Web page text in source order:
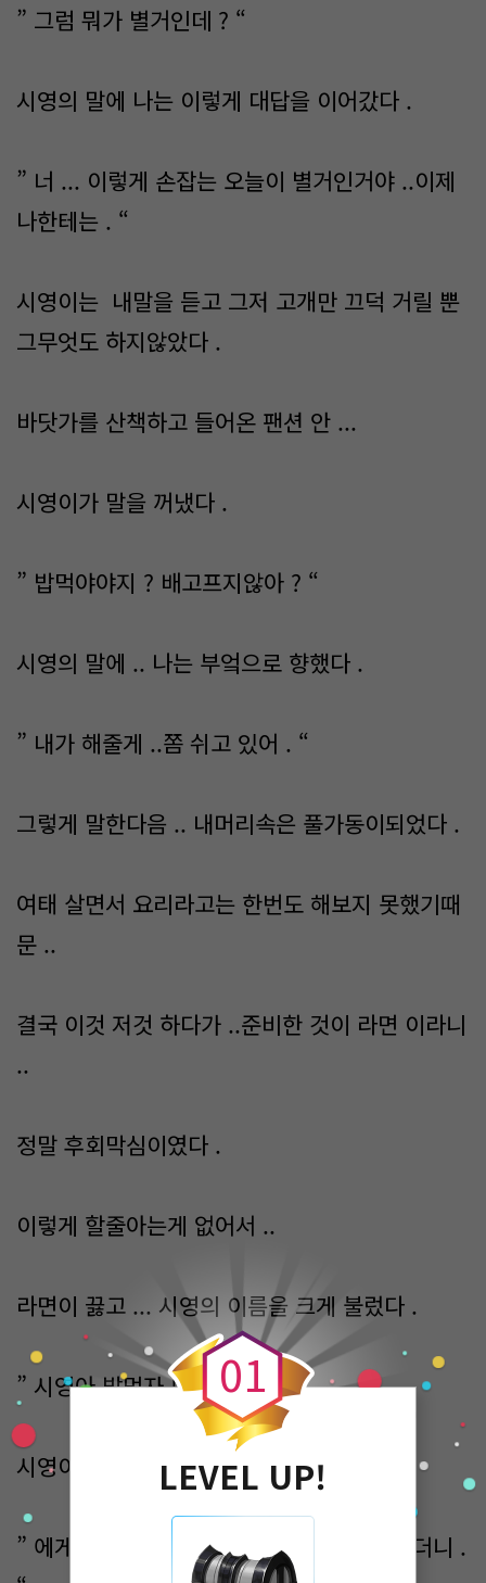
” 그럼 뭐가 별거인데 ? “
시영의 말에 나는 이렇게 대답을 이어갔다 .
” 너 ... 이렇게 손잡는 오늘이 별거인거야 ..이제
나한테는 . “
시영이는 내말을 듣고 그저 고개만 끄덕 거릴 뿐
그무엇도 하지않았다 .
바닷가를 산책하고 들어온 팬션 안 ...
시영이가 말을 꺼냈다 .
” 밥먹야야지 ? 배고프지않아 ? “
시영의 말에 .. 나는 부엌으로 향했다 .
” 내가 해줄게 ..쫌 쉬고 있어 . “
그렇게 말한다음 .. 내머리속은 풀가동이되었다 .
여태 살면서 요리라고는 한번도 해보지 못했기때
문 ..
결국 이것 저것 하다가 ..준비한 것이 라면 이라니
..
정말 후회막심이였다 .
이렇게 할줄아는게 없어서 ..
라면이 끓고 ... 시영의 이름을 크게 불렀다 .
” 시영아 밥먹자 ! “
시영이는 라면을 흠칫 보고 입을 열었다 .
” 에게 ...겨우 라면이야 ? 그렇게 큰소리 치더니 .
0
0
1
LEVEL UP!